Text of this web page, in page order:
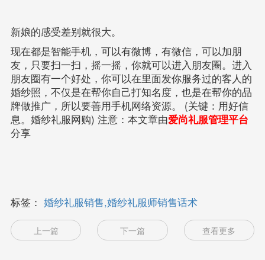
新娘的感受差别就很大。
现在都是智能手机，可以有微博，有微信，可以加朋
友，只要扫一扫，摇一摇，你就可以进入朋友圈。进入
朋友圈有一个好处，你可以在里面发你服务过的客人的
婚纱照，不仅是在帮你自己打知名度，也是在帮你的品
牌做推广，所以要善用手机网络资源。 (关键：用好信
息。婚纱礼服网购) 注意：本文章由爱尚礼服管理平台
分享
标签： 婚纱礼服销售,婚纱礼服师销售话术
上一篇 下一篇 查看更多